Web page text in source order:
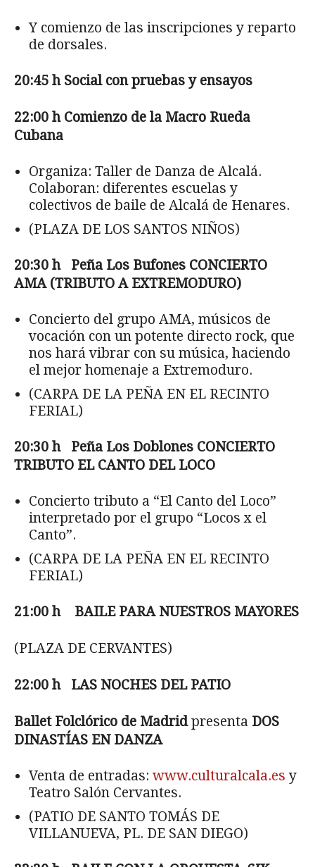
Y comienzo de las inscripciones y reparto
de dorsales.
20:45 h Social con pruebas y ensayos
22:00 h Comienzo de la Macro Rueda
Cubana
Organiza: Taller de Danza de Alcalá.
Colaboran: diferentes escuelas y
colectivos de baile de Alcalá de Henares.
(PLAZA DE LOS SANTOS NIÑOS)
20:30 h Peña Los Bufones CONCIERTO
AMA (TRIBUTO A EXTREMODURO)
Concierto del grupo AMA, músicos de
vocación con un potente directo rock, que
nos hará vibrar con su música, haciendo
el mejor homenaje a Extremoduro.
(CARPA DE LA PEÑA EN EL RECINTO
FERIAL)
20:30 h Peña Los Doblones CONCIERTO
TRIBUTO EL CANTO DEL LOCO
Concierto tributo a “El Canto del Loco”
interpretado por el grupo “Locos x el
Canto”.
(CARPA DE LA PEÑA EN EL RECINTO
FERIAL)
21:00 h BAILE PARA NUESTROS MAYORES
(PLAZA DE CERVANTES)
22:00 h LAS NOCHES DEL PATIO
Ballet Folclórico de Madridpresenta DOS
DINASTÍAS EN DANZA
Venta de entradas: www.culturalcala.es y
Teatro Salón Cervantes.
(PATIO DE SANTO TOMÁS DE
VILLANUEVA, PL. DE SAN DIEGO)